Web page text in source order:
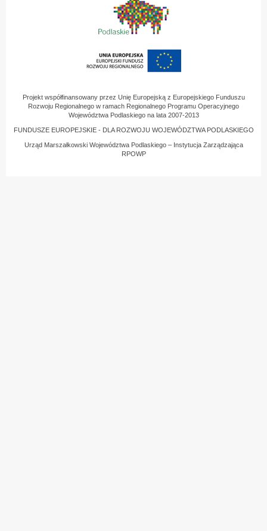
Projekt współfinansowany przez Unię Europejską z Europejskiego Funduszu
Rozwoju Regionalnego w ramach Regionalnego Programu Operacyjnego
Województwa Podlaskiego na lata 2007-2013
FUNDUSZE EUROPEJSKIE - DLA ROZWOJU WOJEWÓDZTWA PODLASKIEGO
Urząd Marszałkowski Województwa Podlaskiego – Instytucja Zarządzająca
RPOWP